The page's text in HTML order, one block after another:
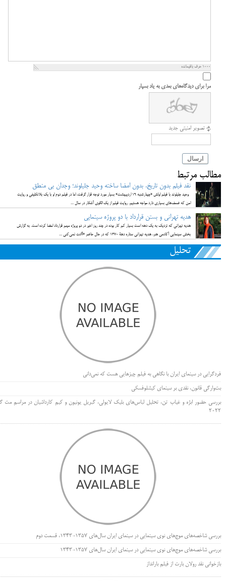
1000 حرف باقیمانده
مرا برای دیدگاه‌های بعدی به یاد بسپار
تصویر امنیتی جدید
ارسال
مطالب مرتبط
نقد فیلم بدون تاریخ، بدون امضا ساخته وحید جلیلوند؛ وجدان بی منطق
وحید جلیلوند با فیلم اولش «چهارشنبه 19 اردیبهشت» بسیار مورد توجه قرار گرفت، اما در فیلم دوم او با یک بلاتکلیفی و روایت
امن که ضعف‌های بسیاری دارد مواجه هستیم. روایت فیلم از یک الگوی آشکار در سال‌ ...
هدیه تهرانی و بستن قرارداد با دو پروژه سینمایی
هدیه تهرانی که نزدیک به یک دهه است بسیار کم کار بوده در چند روز اخیر در دو پروژه مهم قرارداد امضا کرده است. به گزارش
بخش سینمایی آکادمی هنر، هدیه تهرانی ستاره دهة 1370 که در حال حاضر «آاادت نمی‌کنی ...
تحلیل
فردگرایی در سینمای ایران با نگاهی به فیلم چیزهایی هست که نمی‌دانی
بت‌وارگی قانون، نقدی بر سینمای کیشلوفسکی
بررسی حضور ابژه و غیاب تن، تحلیل لباس‌های بلیک لایولی، گبریل یونیون و کیم کارداشیان در مراسم مت
۲۰۲۲
بررسی شاخصه‌های موج‌های نوی سینمایی در سینمای ایران سال‌های 1357-1343، قسمت دوم
بررسی شاخصه‌های موج‌های نوی سینمایی در سینمای ایران سال‌های 1357-1343
بازخوانی نقد رولان بارت از فیلم بارانداز